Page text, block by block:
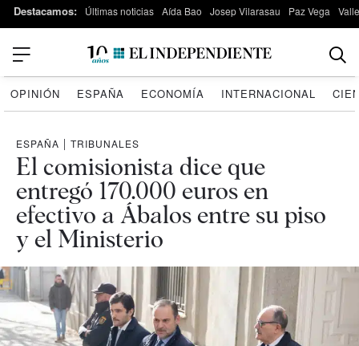
Destacamos: Últimas noticias Aída Bao Josep Vilarasau Paz Vega
OPINIÓN ESPAÑA ECONOMÍA INTERNACIONAL
ESPAÑA | TRIBUNALES
El comisionista dice que
entregó 170.000 euros en
efectivo a Ábalos entre su piso
y el Ministerio